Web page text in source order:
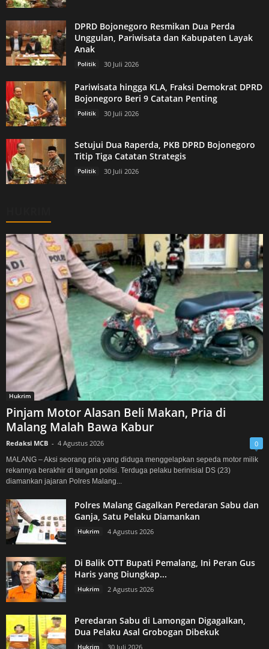
DPRD Bojonegoro Resmikan Dua Perda
Unggulan, Pariwisata dan Kabupaten Layak
Anak
Politik 30 Juli 2026
Pariwisata hingga KLA, Fraksi Demokrat DPRD
Bojonegoro Beri 9 Catatan Penting
Politik 30 Juli 2026
Setujui Dua Raperda, PKB DPRD Bojonegoro
Titip Tiga Catatan Strategis
Politik 30 Juli 2026
Hukrim
Pinjam Motor Alasan Beli Makan, Pria di
Malang Malah Bawa Kabur
Redaksi MCB - 4 Agustus 2026 0
MALANG – Aksi seorang pria yang diduga menggelapkan sepeda motor milik
rekannya berakhir di tangan polisi. Terduga pelaku berinisial DS (23)
diamankan jajaran Polres Malang...
Polres Malang Gagalkan Peredaran Sabu dan
Ganja, Satu Pelaku Diamankan
Hukrim 4 Agustus 2026
Di Balik OTT Bupati Pemalang, Ini Peran Gus
Haris yang Diungkap...
Hukrim 2 Agustus 2026
Peredaran Sabu di Lamongan Digagalkan,
Dua Pelaku Asal Grobogan Dibekuk
Hukrim 30 Juli 2026